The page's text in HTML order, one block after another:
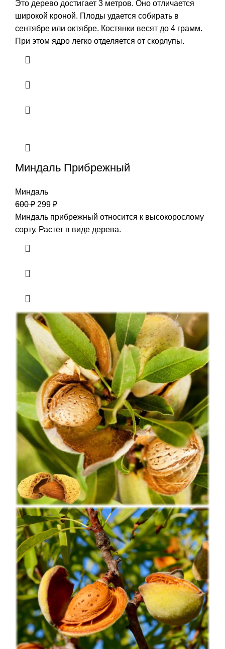
Это дерево достигает 3 метров. Оно отличается
широкой кроной. Плоды удается собирать в
сентябре или октябре. Костянки весят до 4 грамм.
При этом ядро легко отделяется от скорлупы.
Миндаль Прибрежный
Миндаль
600₽ 299 ₽
Миндаль прибрежный относится к высокорослому
сорту. Растет в виде дерева.